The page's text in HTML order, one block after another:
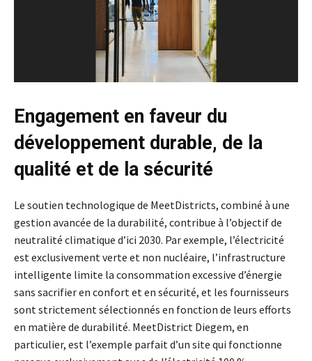
Engagement en faveur du
développement durable, de la
qualité et de la sécurité
Le soutien technologique de MeetDistricts, combiné à une
gestion avancée de la durabilité, contribue à l’objectif de
neutralité climatique d’ici 2030. Par exemple, l’électricité
est exclusivement verte et non nucléaire, l’infrastructure
intelligente limite la consommation excessive d’énergie
sans sacrifier en confort et en sécurité, et les fournisseurs
sont strictement sélectionnés en fonction de leurs efforts
en matière de durabilité. MeetDistrict Diegem, en
particulier, est l’exemple parfait d’un site qui fonctionne